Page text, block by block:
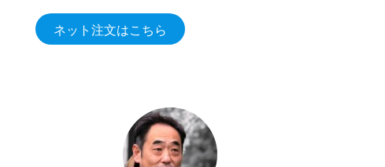
ネット注文はこちら